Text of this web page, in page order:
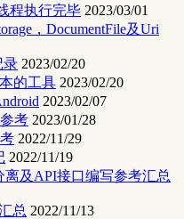
程执行完毕 2023/03/01
，DocumentFile及Uri
录 2023/02/20
的工具 2023/02/20
2023/02/07
考 2023/01/28
2022/11/29
2022/11/19
离及API接口编写参考汇总
总 2022/11/13